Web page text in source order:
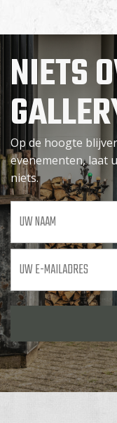
NIETS
Op de hoogte
evenementen, laat
niets.
naam
mailadres *